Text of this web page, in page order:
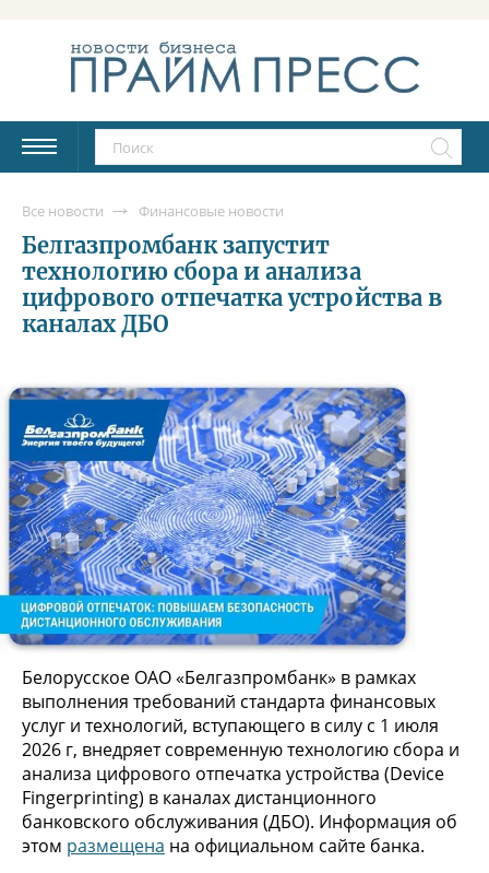
Все новости Финансовые новости
Белгазпромбанк запустит
технологию сбора и анализа
цифрового отпечатка устройства в
каналах ДБО
Белорусское ОАО «Белгазпромбанк» в рамках
выполнения требований стандарта финансовых
услуг и технологий, вступающего в силу с 1 июля
2026 г, внедряет современную технологию сбора и
анализа цифрового отпечатка устройства (Device
Fingerprinting) в каналах дистанционного
банковского обслуживания (ДБО). Информация об
этом размещена на официальном сайте банка.